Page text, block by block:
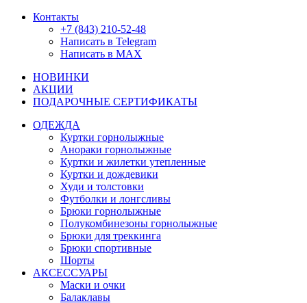
Контакты
+7 (843) 210-52-48
Написать в Telegram
Написать в MAX
НОВИНКИ
АКЦИИ
ПОДАРОЧНЫЕ СЕРТИФИКАТЫ
ОДЕЖДА
Куртки горнолыжные
Анораки горнолыжные
Куртки и жилетки утепленные
Куртки и дождевики
Худи и толстовки
Футболки и лонгсливы
Брюки горнолыжные
Полукомбинезоны горнолыжные
Брюки для треккинга
Брюки спортивные
Шорты
АКСЕССУАРЫ
Маски и очки
Балаклавы